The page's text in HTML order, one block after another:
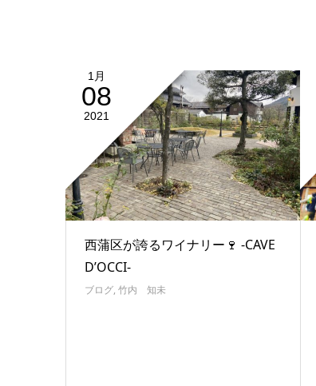
1月
08
2021
西蒲区が誇るワイナリー🍷 -CAVE
D’OCCI-
ブログ, 竹内 知未